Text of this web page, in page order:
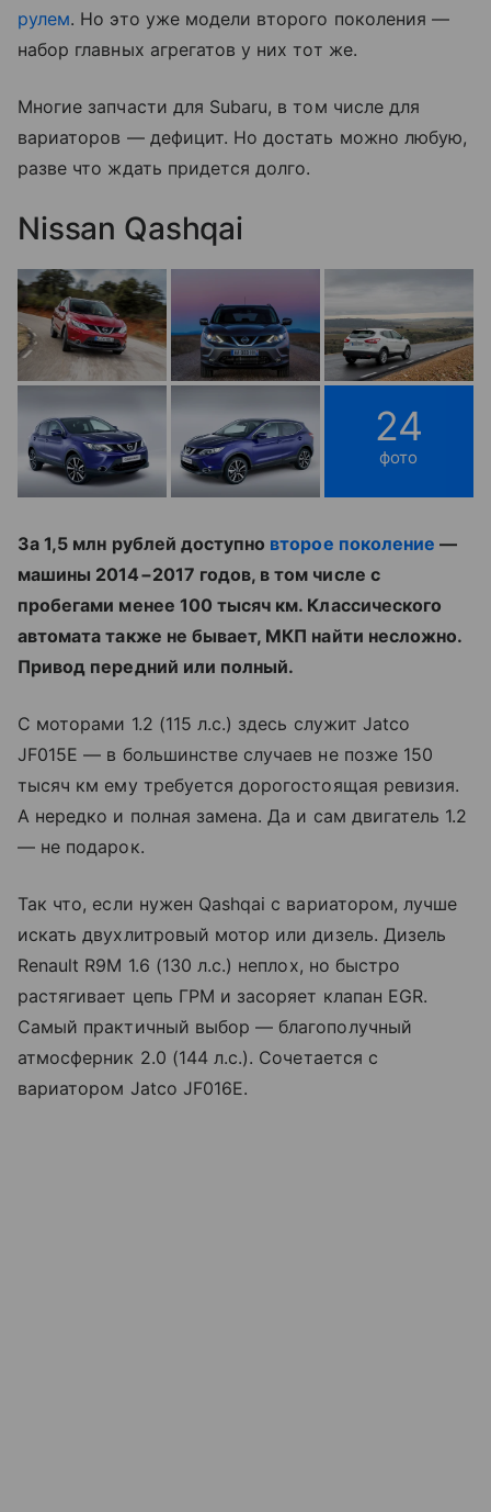
рулем. Но это уже модели второго поколения —
набор главных агрегатов у них тот же.
Многие запчасти для Subaru, в том числе для
вариаторов — дефицит. Но достать можно любую,
разве что ждать придется долго.
Nissan Qashqai
24
фото
За 1,5 млн рублей доступно второе поколение —
машины 2014−2017 годов, в том числе с
пробегами менее 100 тысяч км. Классического
автомата также не бывает, МКП найти несложно.
Привод передний или полный.
С моторами 1.2 (115 л.с.) здесь служит Jatco
JF015E — в большинстве случаев не позже 150
тысяч км ему требуется дорогостоящая ревизия.
А нередко и полная замена. Да и сам двигатель 1.2
— не подарок.
Так что, если нужен Qashqai с вариатором, лучше
искать двухлитровый мотор или дизель. Дизель
Renault R9M 1.6 (130 л.с.) неплох, но быстро
растягивает цепь ГРМ и засоряет клапан EGR.
Самый практичный выбор — благополучный
атмосферник 2.0 (144 л.с.). Сочетается с
вариатором Jatco JF016E.